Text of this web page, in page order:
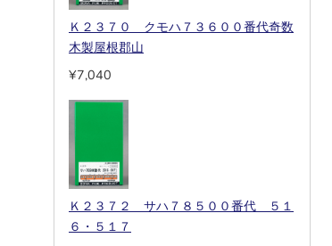
Ｋ２３７０ クモハ７３６００番代奇数
木製屋根郡山
¥7,040
Ｋ２３７２ サハ７８５００番代 ５１
６・５１７